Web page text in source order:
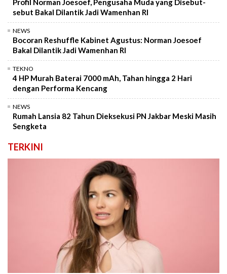
sebut Bakal Dilantik Jadi Wamenhan RI
NEWS
Bocoran Reshuffle Kabinet Agustus: Norman Joesoef
Bakal Dilantik Jadi Wamenhan RI
TEKNO
4 HP Murah Baterai 7000 mAh, Tahan hingga 2 Hari
dengan Performa Kencang
NEWS
Rumah Lansia 82 Tahun Dieksekusi PN Jakbar Meski Masih
Sengketa
TERKINI